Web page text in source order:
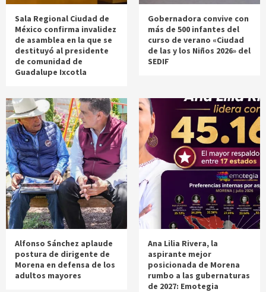
Sala Regional Ciudad de
México confirma invalidez
de asamblea en la que se
destituyó al presidente
de comunidad de
Guadalupe Ixcotla
Gobernadora convive con
más de 500 infantes del
curso de verano «Ciudad
de las y los Niños 2026» del
SEDIF
Alfonso Sánchez aplaude
postura de dirigente de
Morena en defensa de los
adultos mayores
Ana Lilia Rivera, la
aspirante mejor
posicionada de Morena
rumbo a las gubernaturas
de 2027: Emotegia